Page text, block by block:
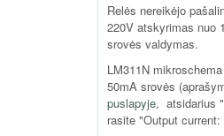
Relės nereikėjo
220V atskyrimas nuo
srovės valdymas.
LM311N
50mA srovės
puslapyje, atsidarius
rasite "Output current: